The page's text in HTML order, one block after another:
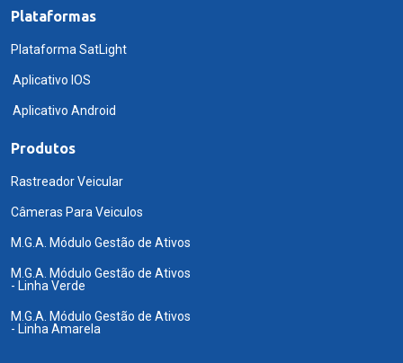
Plataformas
Plataforma SatLight
Aplicativo IOS
Aplicativo Android
Produtos
Rastreador Veicular
Câmeras Para Veiculos
M.G.A. Módulo Gestão de Ativos
M.G.A. Módulo Gestão de Ativos
- Linha Verde
M.G.A. Módulo Gestão de Ativos
- Linha Amarela